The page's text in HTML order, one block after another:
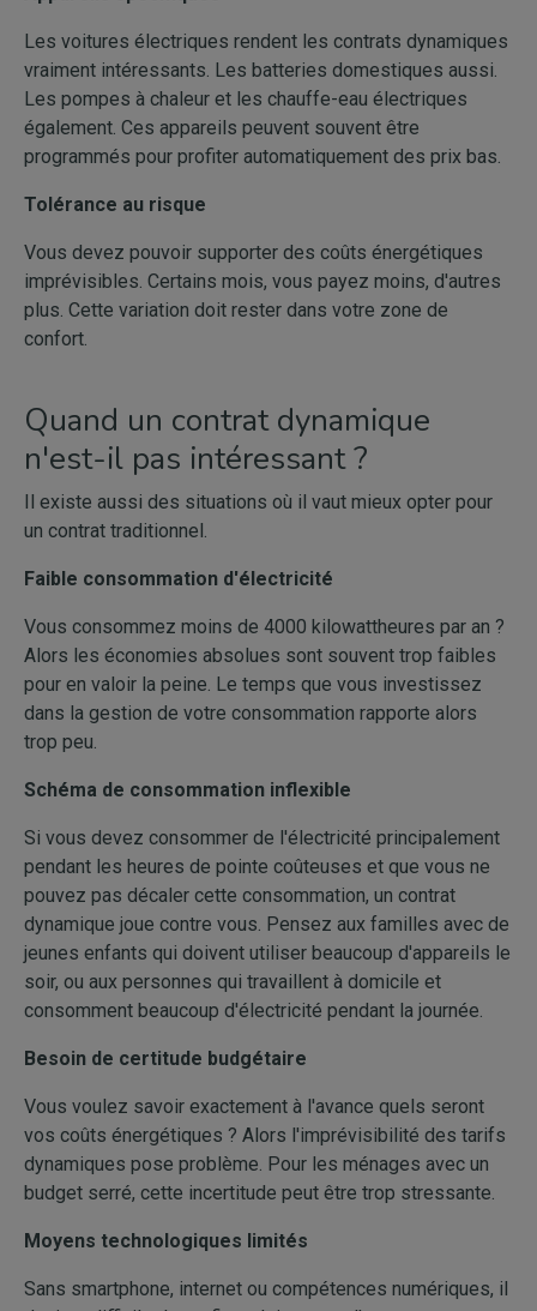
Les voitures électriques rendent les contrats dynamiques
vraiment intéressants. Les batteries domestiques aussi.
Les pompes à chaleur et les chauffe-eau électriques
également. Ces appareils peuvent souvent être
programmés pour profiter automatiquement des prix bas.
Tolérance au risque
Vous devez pouvoir supporter des coûts énergétiques
imprévisibles. Certains mois, vous payez moins, d'autres
plus. Cette variation doit rester dans votre zone de
confort.
Quand un contrat dynamique
n'est-il pas intéressant ?
Il existe aussi des situations où il vaut mieux opter pour
un contrat traditionnel.
Faible consommation d'électricité
Vous consommez moins de 4000 kilowattheures par an ?
Alors les économies absolues sont souvent trop faibles
pour en valoir la peine. Le temps que vous investissez
dans la gestion de votre consommation rapporte alors
trop peu.
Schéma de consommation inflexible
Si vous devez consommer de l'électricité principalement
pendant les heures de pointe coûteuses et que vous ne
pouvez pas décaler cette consommation, un contrat
dynamique joue contre vous. Pensez aux familles avec de
jeunes enfants qui doivent utiliser beaucoup d'appareils le
soir, ou aux personnes qui travaillent à domicile et
consomment beaucoup d'électricité pendant la journée.
Besoin de certitude budgétaire
Vous voulez savoir exactement à l'avance quels seront
vos coûts énergétiques ? Alors l'imprévisibilité des tarifs
dynamiques pose problème. Pour les ménages avec un
budget serré, cette incertitude peut être trop stressante.
Moyens technologiques limités
Sans smartphone, internet ou compétences numériques, il